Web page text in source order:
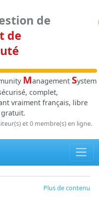
de
de
Management System
complet,
vraiment français, libre
gratuit.
et 0 membre(s) en ligne.
Plus de contenu